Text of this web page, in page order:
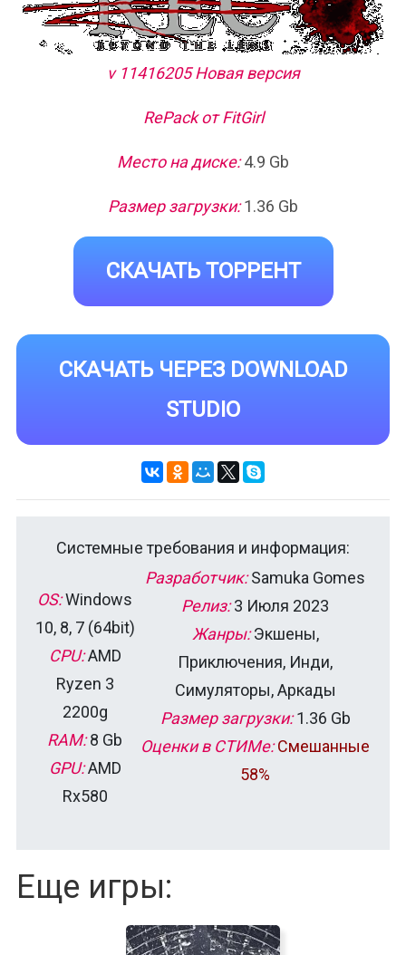
v 11416205 Новая версия
RePack от FitGirl
Место на диске:4.9 Gb
Размер загрузки:1.36 Gb
СКАЧАТЬ ТОРРЕНТ
СКАЧАТЬ ЧЕРЕЗ DOWNLOAD
STUDIO
Системные требования и информация:
OS:Windows
10, 8, 7 (64bit)
CPU:AMD
Ryzen 3
2200g
RAM:8 Gb
GPU:AMD
Rx580
Разработчик:Samuka Gomes
Релиз:3 Июля 2023
Жанры:Экшены,
Приключения, Инди,
Симуляторы, Аркады
Размер загрузки:1.36 Gb
Оценки в СТИМе: Смешанные
58%
Еще игры: